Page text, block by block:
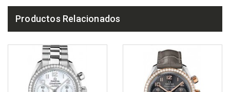
Productos Relacionados